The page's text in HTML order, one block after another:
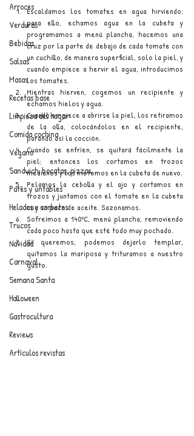
Arroces
Verduras
Bebidas
Salsas
Masas
Recetas base
Limpieza del hogar
Comida cochina
Vegano
Sandwich, bocatas, pizzas...
Patés y untables
Helados y sorbetes
Trucos
Navidad
Carnaval
Semana Santa
Halloween
Gastrocultura
Reviews
Artículos revistas
Escaldamos los tomates en agua hirviendo;
para ello, echamos agua en la cubeta y
programamos a menú plancha, hacemos una
cruz por la parte de debajo de cada tomate con
un cuchillo, de manera superficial, solo la piel, y
cuando empiece a hervir el agua, introducimos
los tomates.
Mientras hierven, cogemos un recipiente y
echamos hielos y agua.
Cuando empiece a abrirse la piel, los retiramos
de la olla, colocándolos en el recipiente,
parando así la cocción.
Cuando se enfríen, se quitará fácilmente la
piel; entonces los cortamos en trozos
medianos y los metemos en la cubeta de nuevo.
Pelamos la cebolla y el ajo y cortamos en
trozos y juntamos con el tomate en la cubeta
con un poco de aceite. Sazonamos.
Sofreímos a 140ºC, menú plancha, removiendo
cada poco hasta que esté todo muy pochado.
Si queremos, podemos dejarlo templar,
quitamos la mariposa y trituramos a nuestro
gusto.